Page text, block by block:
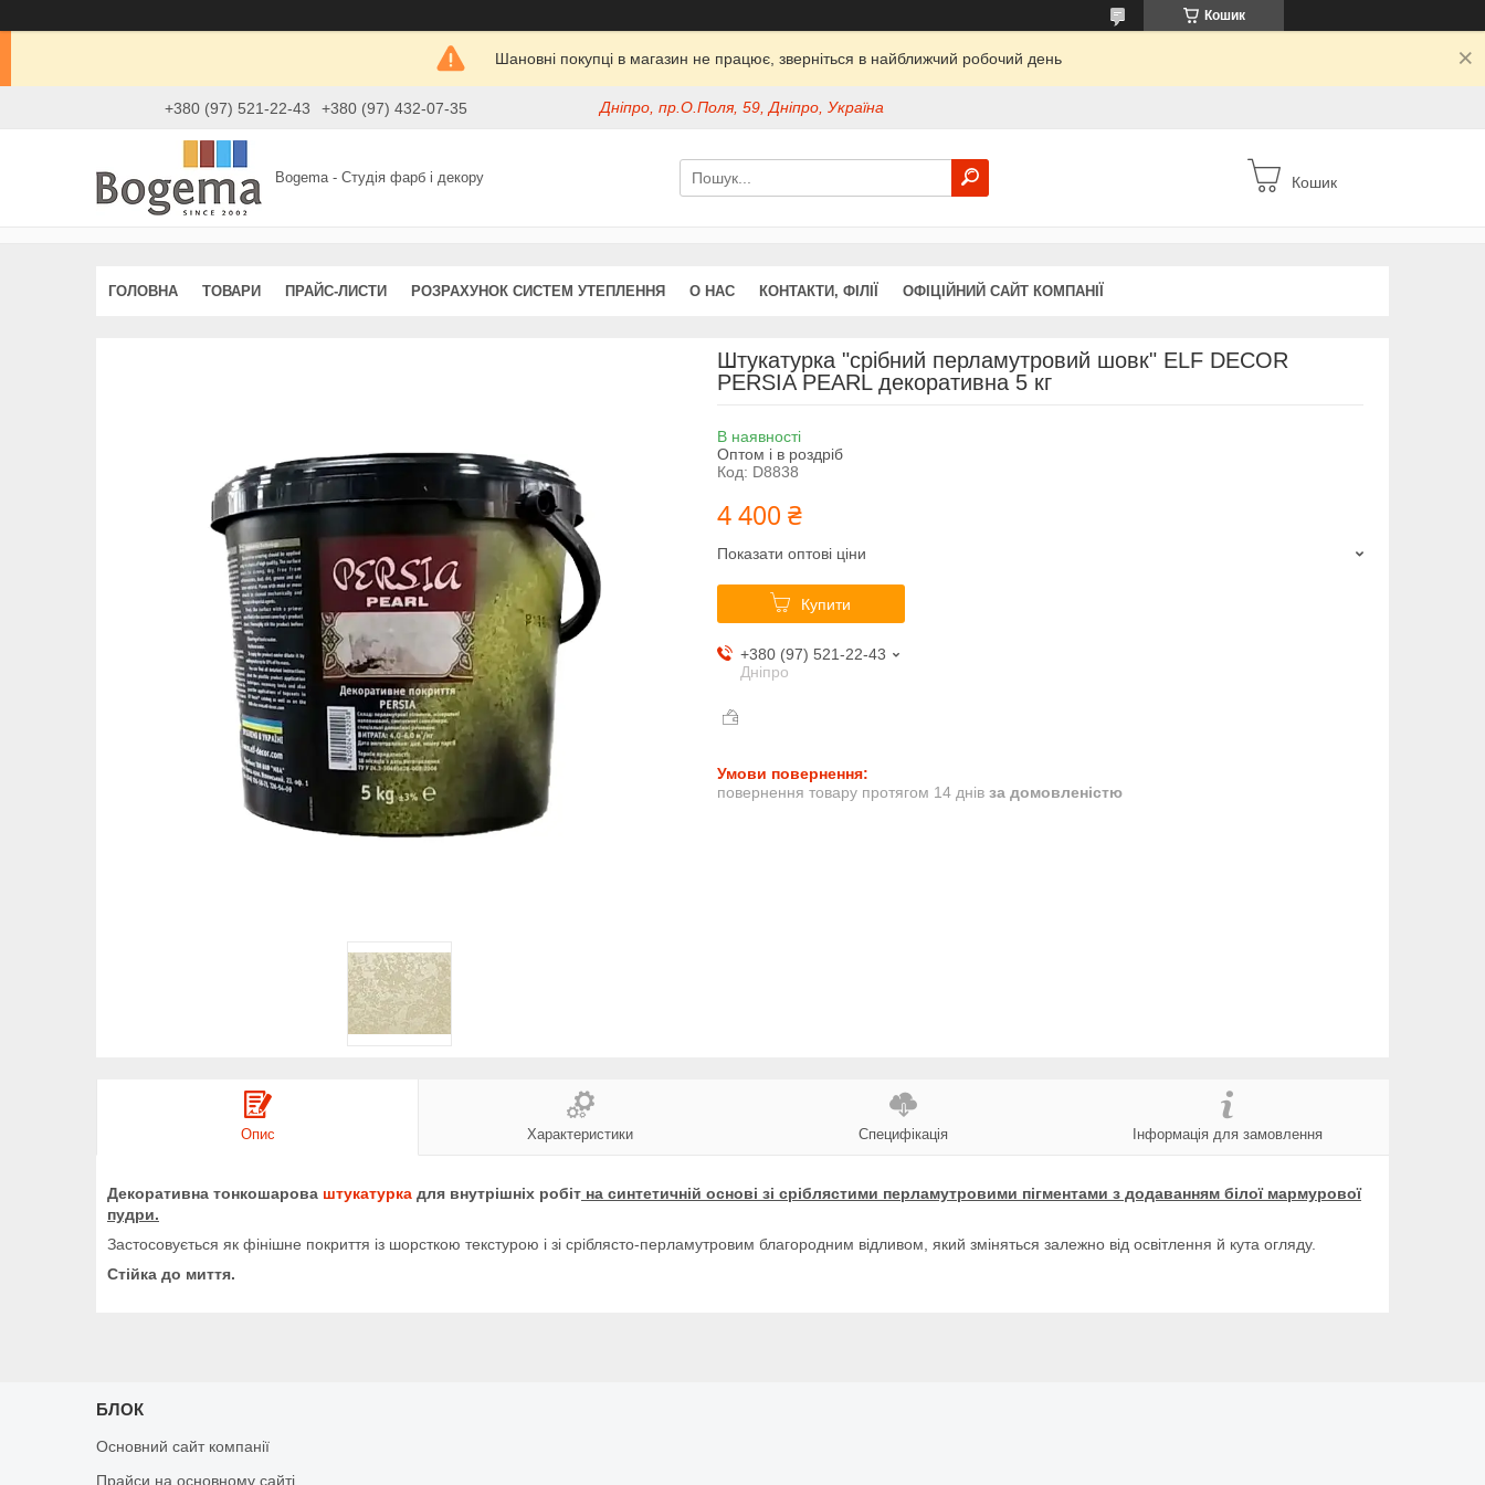
Кошик
Шановні покупці в магазин не працює, зверніться в найближчий робочий день
+380 (97) 521-22-43 +380 (97) 432-07-35 Дніпро, пр.О.Поля, 59, Дніпро, Україна
Bogema - Студія фарб і декору Кошик
ГОЛОВНА ТОВАРИ ПРАЙС-ЛИСТИ РОЗРАХУНОК СИСТЕМ УТЕПЛЕННЯ О НАС КОНТАКТИ, ФІЛІЇ ОФІЦІЙНИЙ САЙТ КОМПАНІЇ
Штукатурка "срібний перламутровий шовк" ELF DECOR
PERSIA PEARL декоративна 5 кг
В наявності
Оптом і в роздріб
Код: D8838
4 400 ₴
Показати оптові ціни
Купити
+380 (97) 521-22-43
Дніпро
повернення товару протягом 14 днів за домовленістю
Опис Характеристики Специфікація Інформація для замовлення
Декоративна тонкошарова штукатурка для внутрішніх робіт на синтетичній основі зі сріблястими перламутровими пігментами з додаванням білої мармурової
пудри.
Застосовується як фінішне покриття із шорсткою текстурою і зі сріблясто-перламутровим благородним відливом, який зміняться залежно від освітлення й кута огляду.
Стійка до миття.
БЛОК
Основний сайт компанії
Прайси на основному сайті